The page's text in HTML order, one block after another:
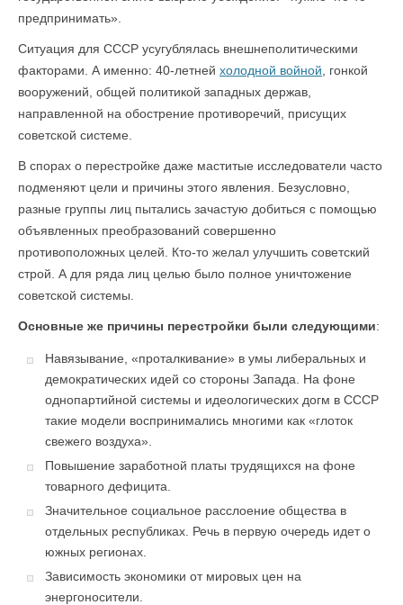
предпринимать».
Ситуация для СССР усугублялась внешнеполитическими
факторами. А именно: 40-летней холодной войной , гонкой
вооружений, общей политикой западных держав,
направленной на обострение противоречий, присущих
советской системе.
В спорах о перестройке даже маститые исследователи часто
подменяют цели и причины этого явления. Безусловно,
разные группы лиц пытались зачастую добиться с помощью
объявленных преобразований совершенно
противоположных целей. Кто-то желал улучшить советский
строй. А для ряда лиц целью было полное уничтожение
советской системы.
Основные же причины перестройки были следующими:
Навязывание, «проталкивание» в умы либеральных и
демократических идей со стороны Запада. На фоне
однопартийной системы и идеологических догм в СССР
такие модели воспринимались многими как «глоток
свежего воздуха».
Повышение заработной платы трудящихся на фоне
товарного дефицита.
Значительное социальное расслоение общества в
отдельных республиках. Речь в первую очередь идет о
южных регионах.
Зависимость экономики от мировых цен на
энергоносители.